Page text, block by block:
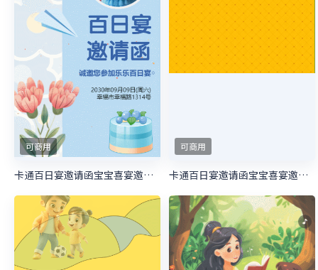
可商用
卡通百日宴邀请函宝宝喜宴邀请函生日邀请函
可商用
卡通百日宴邀请函宝宝喜宴邀请函生日邀请函